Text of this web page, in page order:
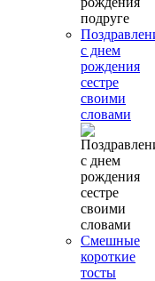
с днем
рождения
сестре
своими
словами
Смешные
короткие
тосты